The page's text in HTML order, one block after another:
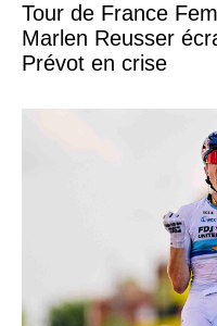
Tour de France
Marlen Reusser
Prévot en crise